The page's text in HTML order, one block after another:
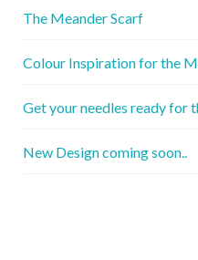
The Meander Scarf
Colour Inspiration for the
Get your needles ready for
New Design coming soon..